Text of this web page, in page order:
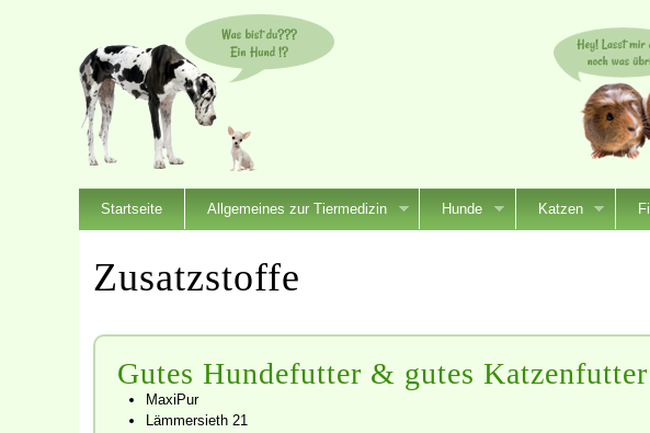
Startseite Allgemeines zur Tiermedizin Hunde Katzen
Zusatzstoffe
Gutes Hundefutter & gutes
MaxiPur
Lämmersieth 21